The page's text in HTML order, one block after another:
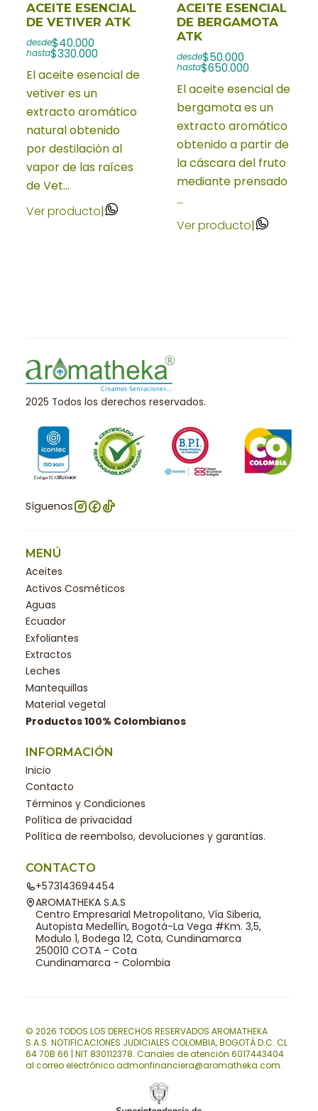
ACEITE ESENCIAL
DE VETIVER ATK
desde$40.000
hasta$330.000
El aceite esencial de
vetiver es un
extracto aromático
natural obtenido
por destilación al
vapor de las raíces
de Vet...
Ver producto|
ACEITE ESENCIAL
DE BERGAMOTA
ATK
desde$50.000
hasta$650.000
El aceite esencial de
bergamota es un
extracto aromático
obtenido a partir de
la cáscara del fruto
mediante prensado
...
Ver producto|
2025 Todos los derechos reservados.
Síguenos
MENÚ
Aceites
Activos Cosméticos
Aguas
Ecuador
Exfoliantes
Extractos
Leches
Mantequillas
Material vegetal
Productos 100% Colombianos
INFORMACIÓN
Inicio
Contacto
Términos y Condiciones
Política de privacidad
Política de reembolso, devoluciones y garantías.
CONTACTO
+573143694454
AROMATHEKA S.A.S
Centro Empresarial Metropolitano, Vía Siberia,
Autopista Medellín, Bogotá-La Vega #Km. 3,5,
Modulo 1, Bodega 12, Cota, Cundinamarca
250010 COTA - Cota
Cundinamarca - Colombia
© 2026 TODOS LOS DERECHOS RESERVADOS AROMATHEKA
S.A.S. NOTIFICACIONES JUDICIALES COLOMBIA, BOGOTÁ D.C. CL
64 70B 66 | NIT 830112378. Canales de atención 6017443404
al correo electrónico admonfinanciera@aromatheka.com.